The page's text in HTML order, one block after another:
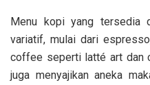
Menu kopi yang tersedia
variatif, mulai dari
coffee seperti latté art dan
juga menyajikan aneka